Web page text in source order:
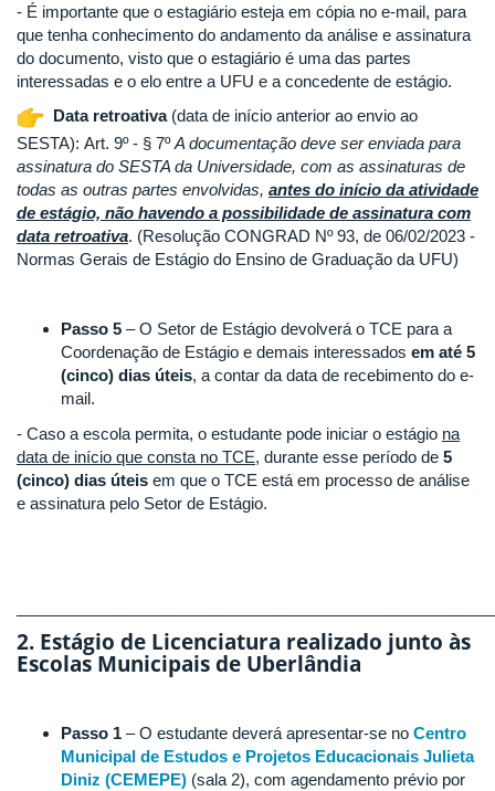
- É importante que o estagiário esteja em cópia no e-mail, para
que tenha conhecimento do andamento da análise e assinatura
do documento, visto que o estagiário é uma das partes
interessadas e o elo entre a UFU e a concedente de estágio.
Data retroativa(data de início anterior ao envio ao
SESTA): Art. 9º - § 7ºA documentação deve ser enviada para
assinatura do SESTA da Universidade, com as assinaturas de
todas as outras partes envolvidas, antes do início da atividade
de estágio, não havendo a possibilidade de assinatura com
data retroativa. (Resolução CONGRAD Nº 93, de 06/02/2023 -
Normas Gerais de Estágio do Ensino de Graduação da UFU)
Passo 5 – O Setor de Estágio devolverá o TCE para a
Coordenação de Estágio e demais interessados em até 5
(cinco) dias úteis, a contar da data de recebimento do e-
mail.
- Caso a escola permita, o estudante pode iniciar o estágio na
data de início que consta no TCE, durante esse período de 5
(cinco) dias úteis em que o TCE está em processo de análise
e assinatura pelo Setor de Estágio.
2. Estágio de Licenciatura realizado junto às
Escolas Municipais de Uberlândia
Passo 1 – O estudante deverá apresentar-se no Centro
Municipal de Estudos e Projetos Educacionais Julieta
Diniz (CEMEPE) (sala 2), com agendamento prévio por